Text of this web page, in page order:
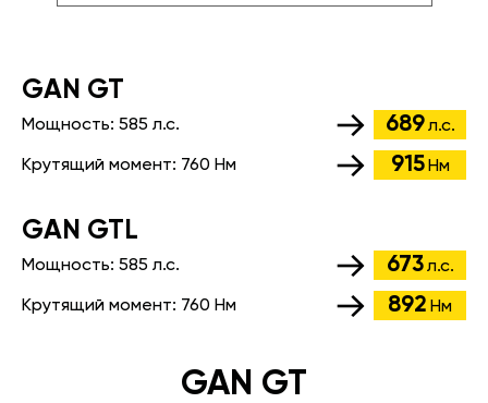
GАN GT
Мощность: 585 л.с. 689 л.с.
Крутящий момент: 760 Нм 915 Нм
GАN GTL
Мощность: 585 л.с. 673 л.с.
Крутящий момент: 760 Нм 892 Нм
GAN GT